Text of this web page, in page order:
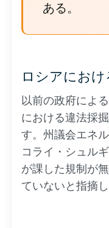
ある。
ロシアにお
以前の政府によ
における違法採
す。州議会エネ
コライ・シュル
が課した規制が
ていないと指摘し